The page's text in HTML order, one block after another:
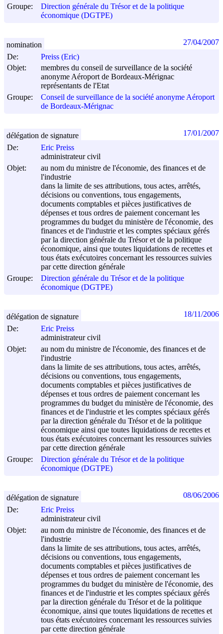
Groupe:
Direction générale du Trésor et de la politique
économique (DGTPE)
De:
Preiss (Eric)
Objet:
membres du conseil de surveillance de la société
anonyme Aéroport de Bordeaux-Mérignac
représentants de l'Etat
Groupe:
Conseil de surveillance de la société anonyme Aéroport
de Bordeaux-Mérignac
nomination 27/04/2007
De:
Eric Preiss
administrateur civil
Objet:
au nom du ministre de l'économie, des finances et de
l'industrie
dans la limite de ses attributions, tous actes, arrêtés,
décisions ou conventions, tous engagements,
documents comptables et pièces justificatives de
dépenses et tous ordres de paiement concernant les
programmes du budget du ministère de l'économie, des
finances et de l'industrie et les comptes spéciaux gérés
par la direction générale du Trésor et de la politique
économique, ainsi que toutes liquidations de recettes et
tous états exécutoires concernant les ressources suivies
par cette direction générale
Groupe:
Direction générale du Trésor et de la politique
économique (DGTPE)
délégation de signature 17/01/2007
De:
Eric Preiss
administrateur civil
Objet:
au nom du ministre de l'économie, des finances et de
l'industrie
dans la limite de ses attributions, tous actes, arrêtés,
décisions ou conventions, tous engagements,
documents comptables et pièces justificatives de
dépenses et tous ordres de paiement concernant les
programmes du budget du ministère de l'économie, des
finances et de l'industrie et les comptes spéciaux gérés
par la direction générale du Trésor et de la politique
économique ainsi que toutes liquidations de recettes et
tous états exécutoires concernant les ressources suivies
par cette direction générale
Groupe:
Direction générale du Trésor et de la politique
économique (DGTPE)
délégation de signature 18/11/2006
De:
Eric Preiss
administrateur civil
Objet:
au nom du ministre de l'économie, des finances et de
l'industrie
dans la limite de ses attributions, tous actes, arrêtés,
décisions ou conventions, tous engagements,
documents comptables et pièces justificatives de
dépenses et tous ordres de paiement concernant les
programmes du budget du ministère de l'économie, des
finances et de l'industrie et les comptes spéciaux gérés
par la direction générale du Trésor et de la politique
économique, ainsi que toutes liquidations de recettes et
tous états exécutoires concernant les ressources suivies
par cette direction générale
délégation de signature 08/06/2006